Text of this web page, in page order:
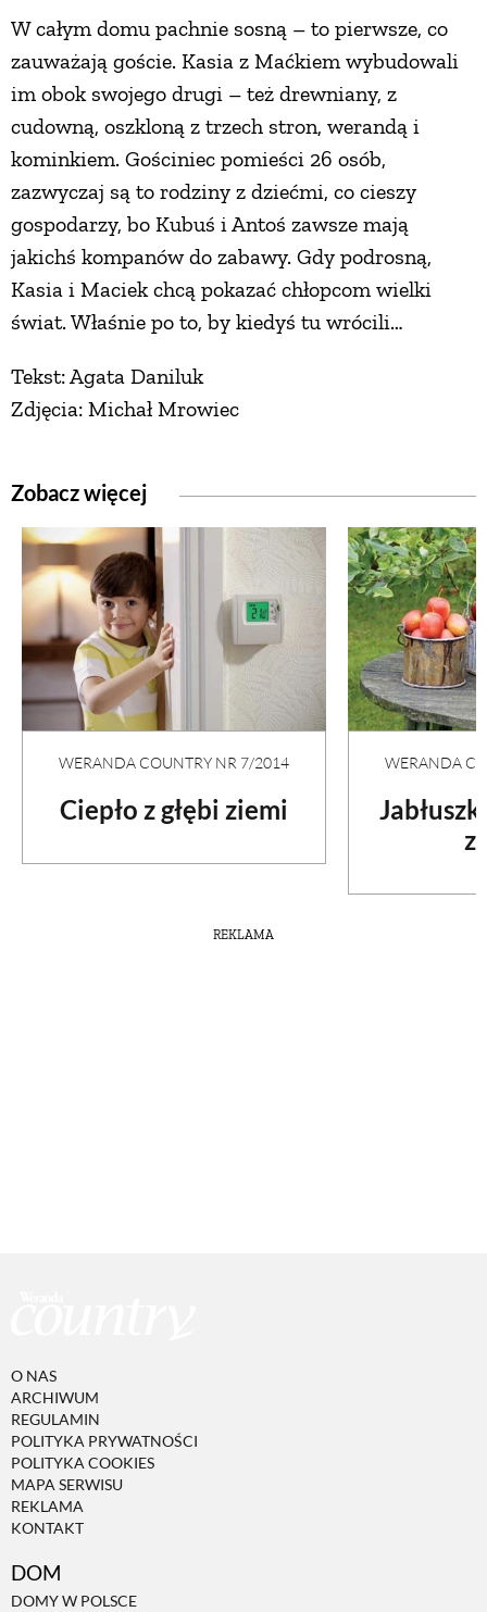
W całym domu pachnie sosną – to pierwsze, co
zauważają goście. Kasia z Maćkiem wybudowali
im obok swojego drugi – też drewniany, z
cudowną, oszkloną z trzech stron, werandą i
kominkiem. Gościniec pomieści 26 osób,
zazwyczaj są to rodziny z dziećmi, co cieszy
gospodarzy, bo Kubuś i Antoś zawsze mają
jakichś kompanów do zabawy. Gdy podrosną,
Kasia i Maciek chcą pokazać chłopcom wielki
świat. Właśnie po to, by kiedyś tu wrócili…
Tekst: Agata Daniluk
Zdjęcia: Michał Mrowiec
Zobacz więcej
WERANDA COUNTRY NR 7/2014
Ciepło z głębi ziemi
WERANDA
REKLAMA
O NAS
ARCHIWUM
REGULAMIN
POLITYKA PRYWATNOŚCI
POLITYKA COOKIES
MAPA SERWISU
REKLAMA
KONTAKT
DOM
DOMY W POLSCE